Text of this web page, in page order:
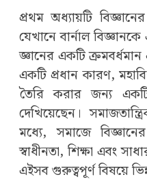
প্রথম অধ্যায়টি
যেখানে বার্নাল
জ্ঞানের একটি
একটি প্রধান কারণ,
তৈরি করার জন্য একটি
দেখিয়েছেন।
মধ্যে, সমাজে
স্বাধীনতা, শিক্ষা এবং
এইসব গুরুত্বপূর্ণ বিষয়ে